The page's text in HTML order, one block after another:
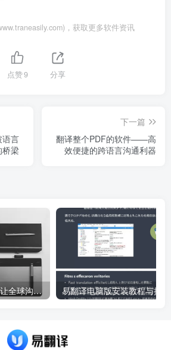
，获取更多软件资讯
点赞9 分享
语言
梁
下一篇
翻译整个PDF的软件——高
效便捷的跨语言沟通利器
免费悬浮窗翻译器，让全球沟通无障碍！